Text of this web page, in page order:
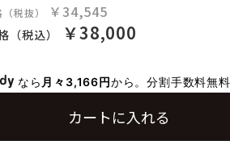
税抜） ￥34,545
（税込） ￥38,000
なら 月々3,166円から。分割手数料無料
カートに入れる